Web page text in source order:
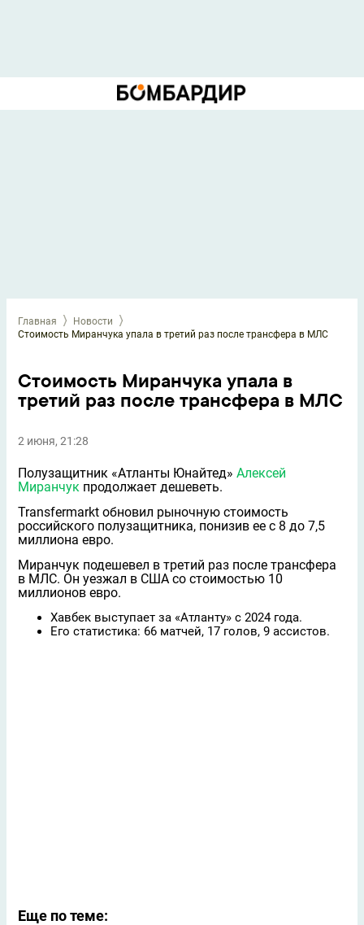
Главная
Новости
Стоимость Миранчука упала в третий раз после трансфера в МЛС
Стоимость Миранчука упала в
третий раз после трансфера в МЛС
2 июня, 21:28
Полузащитник «Атланты Юнайтед» Алексей
Миранчук продолжает дешеветь.
Transfermarkt обновил рыночную стоимость
российского полузащитника, понизив ее с 8 до 7,5
миллиона евро.
Миранчук подешевел в третий раз после трансфера
в МЛС. Он уезжал в США со стоимостью 10
миллионов евро.
Хавбек выступает за «Атланту» с 2024 года.
Его статистика: 66 матчей, 17 голов, 9 ассистов.
Еще по теме: